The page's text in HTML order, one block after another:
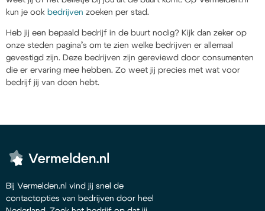
kun je ook bedrijven zoeken per stad.
Heb jij een bepaald bedrijf in de buurt nodig? Kijk dan zeker op
onze steden pagina’s om te zien welke bedrijven er allemaal
gevestigd zijn. Deze bedrijven zijn gereviewd door consumenten
die er ervaring mee hebben. Zo weet jij precies met wat voor
bedrijf jij van doen hebt.
Bij Vermelden.nl vind jij snel de
contactopties van bedrijven door heel